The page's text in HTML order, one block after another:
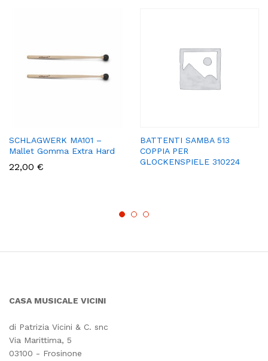
SCHLAGWERK MA101 –
Mallet Gomma Extra Hard
22,00 €
BATTENTI SAMBA 513
COPPIA PER
GLOCKENSPIELE 310224
CASA MUSICALE VICINI
di Patrizia Vicini & C. snc
Via Marittima, 5
03100 - Frosinone